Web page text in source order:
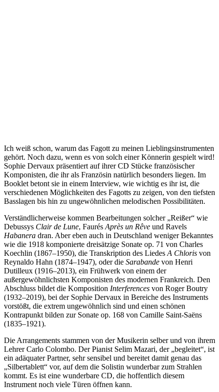
Ich weiß schon, warum das Fagott zu meinen Lieblingsinstrumenten
gehört. Noch dazu, wenn es von solch einer Könnerin gespielt wird!
Sophie Dervaux präsentiert auf ihrer CD Stücke französischer
Komponisten, die ihr als Französin natürlich besonders liegen. Im
Booklet betont sie in einem Interview, wie wichtig es ihr ist, die
verschiedenen Möglichkeiten des Fagotts zu zeigen, von den tiefsten
Basslagen bis hin zu ungewöhnlichen melodischen Possibilitäten.
Verständlicherweise kommen Bearbeitungen solcher „Reißer“ wie
Debussys Clair de Lune, Faurés Après un Rêve und Ravels
Habanera dran. Aber eben auch in Deutschland weniger Bekanntes
wie die 1918 komponierte dreisätzige Sonate op. 71 von Charles
Koechlin (1867–1950), die Transkription des Liedes A Chloris von
Reynaldo Hahn (1874–1947), oder die Sarabande von Henri
Dutilleux (1916–2013), ein Frühwerk von einem der
außergewöhnlichsten Komponisten des modernen Frankreich. Den
Abschluss bildet die Komposition Interferences von Roger Boutry
(1932–2019), bei der Sophie Dervaux in Bereiche des Instruments
vorstößt, die extrem ungewöhnlich sind und einen schönen
Kontrapunkt bilden zur Sonate op. 168 von Camille Saint-Saëns
(1835–1921).
Die Arrangements stammen von der Musikerin selber und von ihrem
Lehrer Carlo Colombo. Der Pianist Selim Mazari, der „begleitet“, ist
ein adäquater Partner, sehr sensibel und bereitet damit genau das
„Silbertablett“ vor, auf dem die Solistin wunderbar zum Strahlen
kommt. Es ist eine wunderbare CD, die hoffentlich diesem
Instrument noch viele Türen öffnen kann.